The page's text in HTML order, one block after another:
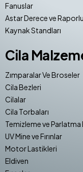
Fanuslar
Astar Derece ve
Kaynak Standları
Cila
Zımparalar Ve Broseler
Cila Bezleri
Cilalar
Cila Torbaları
Temizleme ve Parlatma
UV Mine ve Fırınlar
Motor Lastikleri
Eldiven